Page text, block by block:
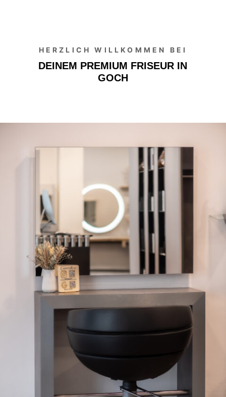
HERZLICH WILLKOMMEN BEI
DEINEM PREMIUM FRISEUR IN
GOCH